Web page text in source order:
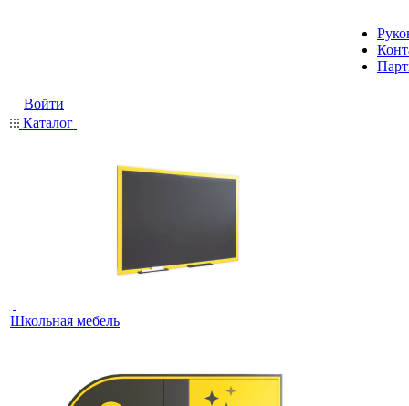
Войти
Каталог
Школьная мебель